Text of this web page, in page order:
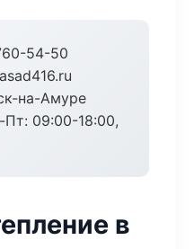
54-50
на-Амуре
Пт: 09:00-18:00,
в